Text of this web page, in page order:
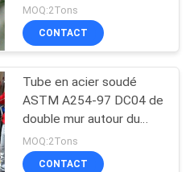
tube en acier soudé par
6mm pour des industries
de réfrigérateur
MOQ:2Tons
CONTACT
Tube en acier soudé
ASTM A254-97 DC04 de
double mur autour du
tube en acier
3.16*0.5mm de Bundy
MOQ:2Tons
CONTACT